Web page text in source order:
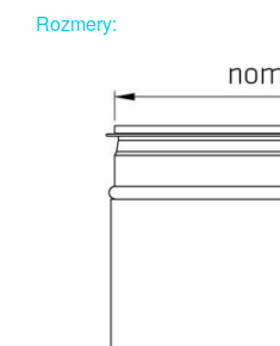
Rozmery: